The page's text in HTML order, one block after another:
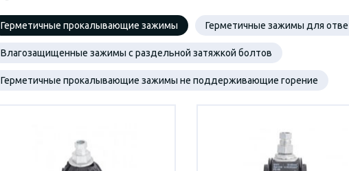
Герметичные прокалывающие зажимы Герметичные зажимы для
Влагозащищенные зажимы с раздельной затяжкой болтов
Герметичные прокалывающие зажимы не поддерживающие горение